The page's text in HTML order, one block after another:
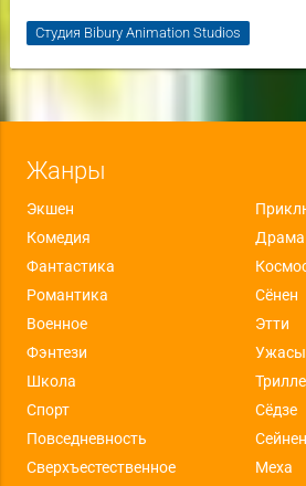
Студия Bibury Animation Studios
Жанры
Экшен
Комедия
Драма
Фантастика
Романтика
Сёнен
Военное
Этти
Фэнтези
Ужасы
Школа
Спорт
Сёдзе
Повседневность
Сейнен
Сверхъестественное
Меха